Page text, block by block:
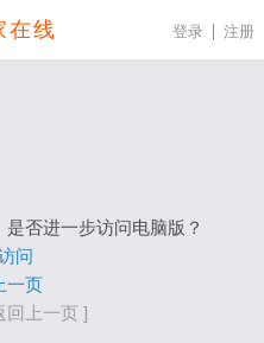
在线 登录 注册
否进一步访问电脑版？
问
一页
回上一页 ]